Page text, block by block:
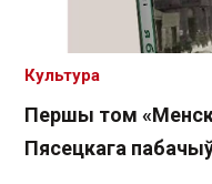
Першы том
Пясецкага
Культура